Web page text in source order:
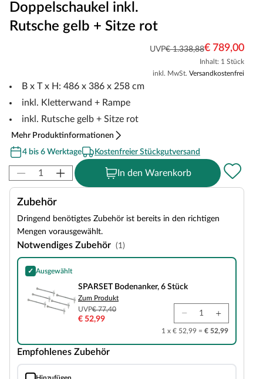
Doppelschaukel inkl.
Rutsche gelb + Sitze rot
UVP€ 1.338,88€ 789,00
Inhalt: 1 Stück
inkl. MwSt. Versandkostenfrei
B x T x H: 486 x 386 x 258 cm
inkl. Kletterwand + Rampe
inkl. Rutsche gelb + Sitze rot
Mehr Produktinformationen
4 bis 6 Werktage
Kostenfreier Stückgutversand
In den Warenkorb
Zubehör
Dringend benötigtes Zubehör ist bereits in den richtigen
Mengen vorausgewählt.
Notwendiges Zubehör (1)
✓ Ausgewählt
SPARSET Bodenanker, 6 Stück
SPARSET Bodenanker, 6 Stück
Zum Produkt
UVP€ 77,40
€ 52,99
1 x € 52,99 = € 52,99
Empfohlenes Zubehör